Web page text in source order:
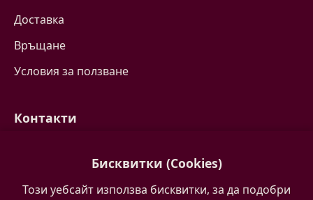
Доставка
Връщане
Условия за ползване
Контакти
Често задавани въпроси
Партньори
Бисквитки (Cookies)
Този уебсайт използва бисквитки, за да подобри